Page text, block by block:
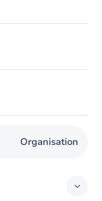
Organisation